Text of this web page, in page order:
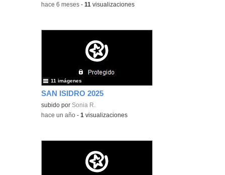
-hace 6 meses -11 visualizaciones
SAN ISIDRO 2025
subido por Sonia R.
11 imágenes
-hace un año -1 visualizaciones